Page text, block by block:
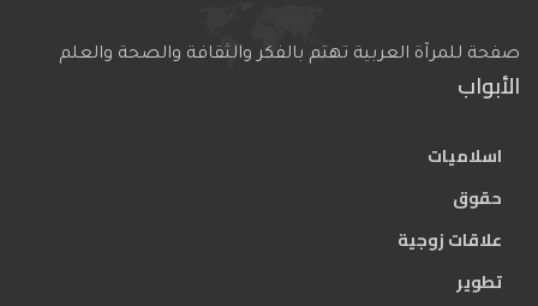
صفحة للمرآة العربية تهتم بالفكر والثقافة والصحة والعلم
الأبواب
اسلاميات
حقوق
علاقات زوجية
تطوير